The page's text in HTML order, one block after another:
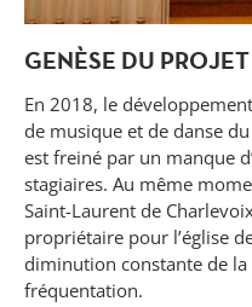
GENÈSE DU PROJET
En 2018, le
de musique et de danse
est freiné par un manque
stagiaires. Au même
Saint-Laurent de
propriétaire pour l’église
diminution constante de
fréquentation.